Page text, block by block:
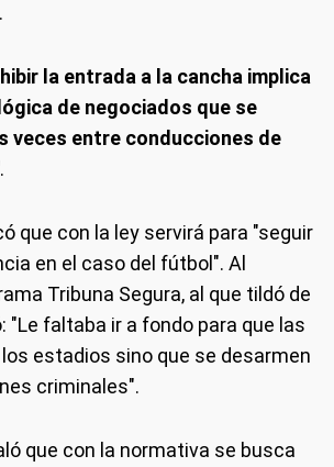
.
la entrada a la cancha implica
de negociados que se
veces entre conducciones de
.
que con la ley servirá para "seguir
en el caso del fútbol". Al
Tribuna Segura, al que tildó de
"Le faltaba ir a fondo para que las
estadios sino que se desarmen
criminales".
que con la normativa se busca